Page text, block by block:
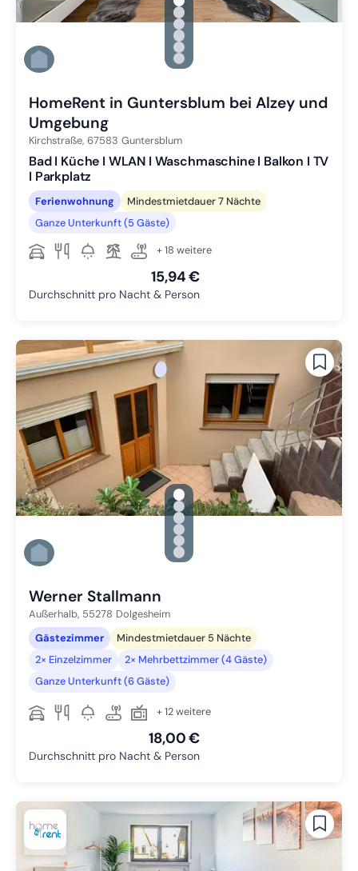
Zu Slide 1 wechseln
Zu Slide 2 wechseln
Zu Slide 3 wechseln
Zu Slide 4 wechseln
Zu Slide 5 wechseln
Zu Slide 6 wechseln
HomeRent in Guntersblum bei Alzey und
Umgebung
Kirchstraße, 67583 Guntersblum
Bad I Küche I WLAN I Waschmaschine I Balkon I TV
I Parkplatz
Ferienwohnung
Mindestmietdauer 7 Nächte
Ganze Unterkunft (5 Gäste)
+ 18 weitere
15,94 €
Durchschnitt pro Nacht & Person
gallery.slide_selector
Zu Slide 1 wechseln
Zu Slide 2 wechseln
Zu Slide 3 wechseln
Zu Slide 4 wechseln
Zu Slide 5 wechseln
Zu Slide 6 wechseln
Werner Stallmann
Außerhalb, 55278 Dolgesheim
Gästezimmer
Mindestmietdauer 5 Nächte
2× Einzelzimmer
2× Mehrbettzimmer (4 Gäste)
Ganze Unterkunft (6 Gäste)
+ 12 weitere
18,00 €
Durchschnitt pro Nacht & Person